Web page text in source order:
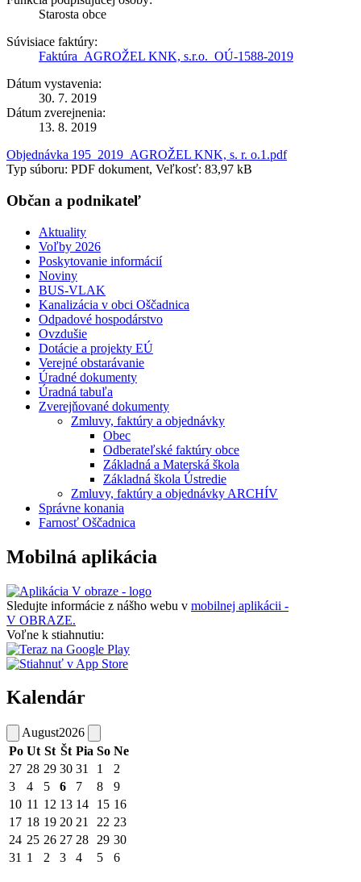
Starosta obce
Súvisiace faktúry:
Faktúra_AGROŽEL KNK, s.r.o._OÚ-1588-2019
Dátum vystavenia:
30. 7. 2019
Dátum zverejnenia:
13. 8. 2019
Objednávka 195_2019_AGROŽEL KNK, s. r. o.1.pdf
Typ súboru: PDF dokument, Veľkosť: 83,97 kB
Občan a podnikateľ
Aktuality
Voľby 2026
Poskytovanie informácií
Noviny
BUS-VLAK
Kanalizácia v obci Oščadnica
Odpadové hospodárstvo
Ovzdušie
Dotácie a projekty EÚ
Verejné obstarávanie
Úradné dokumenty
Úradná tabuľa
Zverejňované dokumenty
Zmluvy, faktúry a objednávky
Obec
Odberateľské faktúry obce
Základná a Materská škola
Základná škola Ústredie
Zmluvy, faktúry a objednávky ARCHÍV
Správne konania
Farnosť Oščadnica
Mobilná aplikácia
Sledujte informácie z nášho webu v mobilnej aplikácii -
V OBRAZE.
Voľne k stiahnutiu:
Kalendár
August2026
Po Ut St Št Pia So Ne
27 28 29 30 31 1
2
3
4 5 6 7 8
9
10 11 12 13 14 15 16
17 18 19 20 21 22 23
24 25 26 27 28 29 30
31 1 2 3 4 5 6